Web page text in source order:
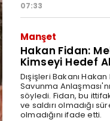
07:33
Manşet
Hakan Fidan:
Kimseyi Hedef
Dışişleri Bakanı
Savunma
söyledi. Fidan, bu
ve saldırı olmadığı
olmadığını ifade etti.